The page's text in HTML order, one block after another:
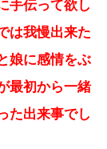
手伝って欲し
は我慢出来た
娘に感情をぶ
最初から一緒
た出来事でし